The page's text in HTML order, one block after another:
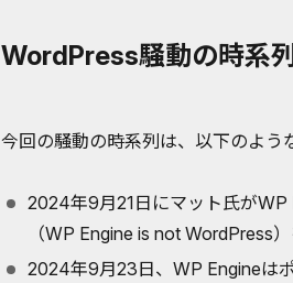
WordPress騒動の時系列
今回の騒動の時系列は、以下のよう
2024年9月21日にマット氏が
（WP Engine is not WordPress
2024年9月23日、WP Engineは